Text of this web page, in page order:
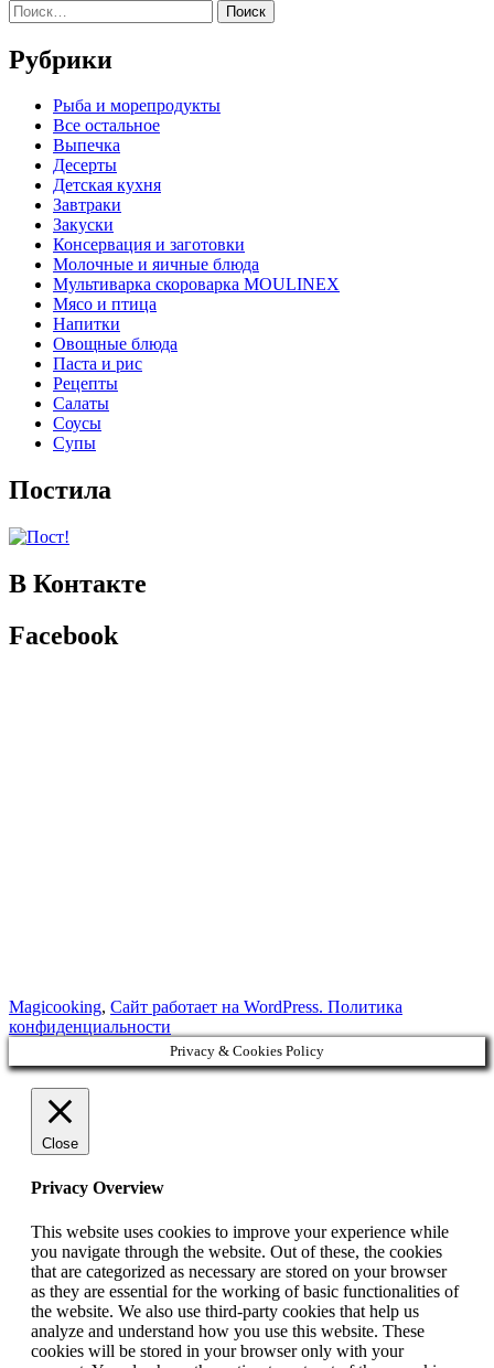
Найти:
Рубрики
Pыба и морепродукты
Все остальное
Выпечка
Десерты
Детская кухня
Завтраки
Закуски
Консервация и заготовки
Молочные и яичные блюда
Мультиварка скороварка MOULINEX
Мясо и птица
Напитки
Овощные блюда
Паста и рис
Рецепты
Салаты
Соусы
Супы
Постила
В Контакте
Facebook
Magicooking, Сайт работает на WordPress. Политика
конфиденциальности
Privacy & Cookies Policy
Close
Privacy Overview
This website uses cookies to improve your experience while
you navigate through the website. Out of these, the cookies
that are categorized as necessary are stored on your browser
as they are essential for the working of basic functionalities of
the website. We also use third-party cookies that help us
analyze and understand how you use this website. These
cookies will be stored in your browser only with your